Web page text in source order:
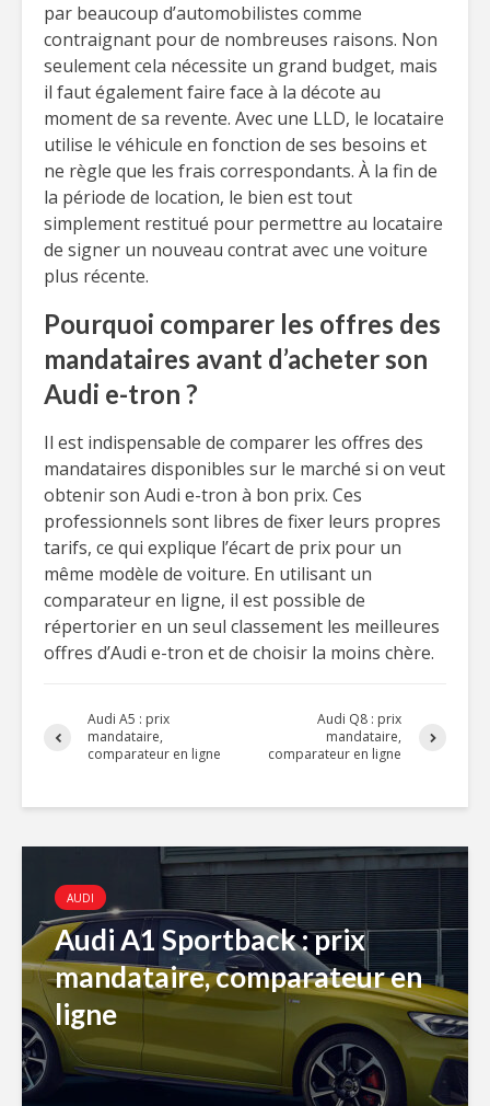
par beaucoup d’automobilistes comme
contraignant pour de nombreuses raisons. Non
seulement cela nécessite un grand budget, mais
il faut également faire face à la décote au
moment de sa revente. Avec une LLD, le locataire
utilise le véhicule en fonction de ses besoins et
ne règle que les frais correspondants. À la fin de
la période de location, le bien est tout
simplement restitué pour permettre au locataire
de signer un nouveau contrat avec une voiture
plus récente.
Pourquoi comparer les offres des
mandataires avant d’acheter son
Audi e-tron ?
Il est indispensable de comparer les offres des
mandataires disponibles sur le marché si on veut
obtenir son Audi e-tron à bon prix. Ces
professionnels sont libres de fixer leurs propres
tarifs, ce qui explique l’écart de prix pour un
même modèle de voiture. En utilisant un
comparateur en ligne, il est possible de
répertorier en un seul classement les meilleures
offres d’Audi e-tron et de choisir la moins chère.
Audi A5 : prix
mandataire,
comparateur en ligne
Audi Q8 : prix
mandataire,
comparateur en ligne
AUDI
Audi A1 Sportback : prix
mandataire, comparateur en
ligne